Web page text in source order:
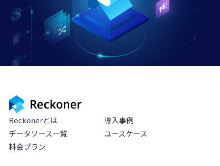
Reckonerとは
導入事例
データソース一覧
ユースケース
料金プラン